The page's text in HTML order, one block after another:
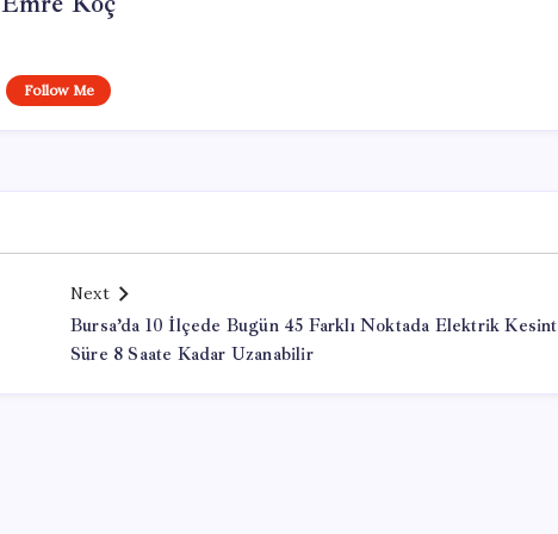
Follow Me
Next
Bursa’da 10 İlçede Bugün 45 Farklı Noktada Elektrik
Süre 8 Saate Kadar Uzanabilir